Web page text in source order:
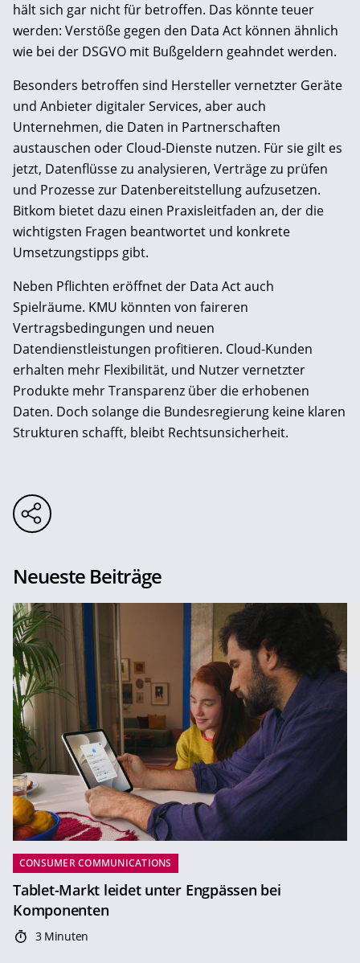
hält sich gar nicht für betroffen. Das könnte teuer
werden: Verstöße gegen den Data Act können ähnlich
wie bei der DSGVO mit Bußgeldern geahndet werden.
Besonders betroffen sind Hersteller vernetzter Geräte
und Anbieter digitaler Services, aber auch
Unternehmen, die Daten in Partnerschaften
austauschen oder Cloud-Dienste nutzen. Für sie gilt es
jetzt, Datenflüsse zu analysieren, Verträge zu prüfen
und Prozesse zur Datenbereitstellung aufzusetzen.
Bitkom bietet dazu einen Praxisleitfaden an, der die
wichtigsten Fragen beantwortet und konkrete
Umsetzungstipps gibt.
Neben Pflichten eröffnet der Data Act auch
Spielräume. KMU könnten von faireren
Vertragsbedingungen und neuen
Datendienstleistungen profitieren. Cloud-Kunden
erhalten mehr Flexibilität, und Nutzer vernetzter
Produkte mehr Transparenz über die erhobenen
Daten. Doch solange die Bundesregierung keine klaren
Strukturen schafft, bleibt Rechtsunsicherheit.
Neueste Beiträge
CONSUMER COMMUNICATIONS
Tablet-Markt leidet unter Engpässen bei
Komponenten
3 Minuten